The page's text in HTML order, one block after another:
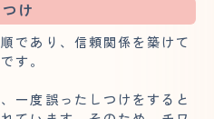
つけ
であり、信頼関係を築けて
す。
一度誤ったしつけをすると